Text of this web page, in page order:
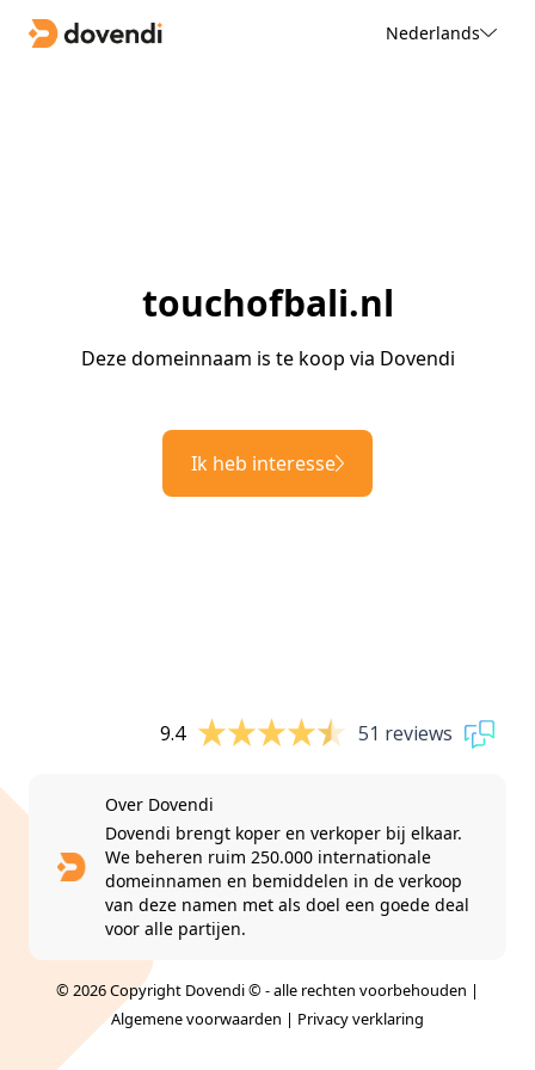
Nederlands
touchofbali.nl
Deze domeinnaam is te koop via Dovendi
Ik heb interesse
9.4 51 reviews
Over Dovendi
Dovendi brengt koper en verkoper bij elkaar.
We beheren ruim 250.000 internationale
domeinnamen en bemiddelen in de verkoop
van deze namen met als doel een goede deal
voor alle partijen.
© 2026 Copyright Dovendi © - alle rechten voorbehouden |
Algemene voorwaarden | Privacy verklaring